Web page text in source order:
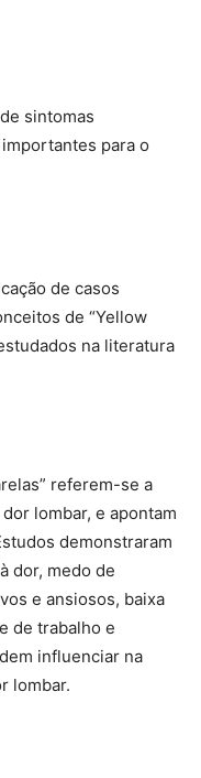
sintomas
para o
de casos
de “Yellow
na literatura
referem-se a
lombar, e apontam
demonstraram
dor, medo de
e ansiosos, baixa
de trabalho e
influenciar na
lombar.